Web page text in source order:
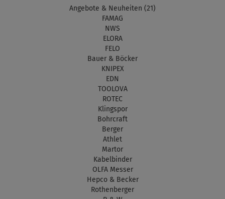
Angebote & Neuheiten (21)
FAMAG
NWS
ELORA
FELO
Bauer & Böcker
KNIPEX
EDN
TOOLOVA
ROTEC
Klingspor
Bohrcraft
Berger
Athlet
Martor
Kabelbinder
OLFA Messer
Hepco & Becker
Rothenberger